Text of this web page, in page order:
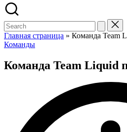
Search
for:
Главная страница » Команда Team
Posted
Команды
Команда Team Liquid